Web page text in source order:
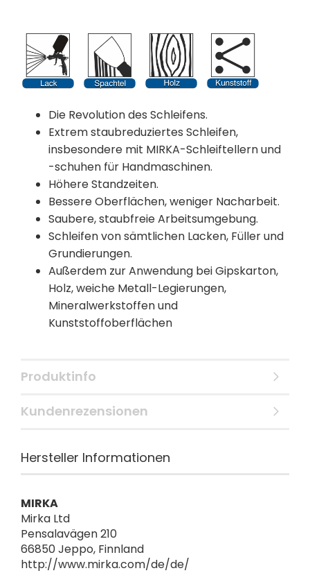
Die Revolution des Schleifens.
Extrem staubreduziertes Schleifen,
insbesondere mit MIRKA-Schleiftellern und
-schuhen für Handmaschinen.
Höhere Standzeiten.
Bessere Oberflächen, weniger Nacharbeit.
Saubere, staubfreie Arbeitsumgebung.
Schleifen von sämtlichen Lacken, Füller und
Grundierungen.
Außerdem zur Anwendung bei Gipskarton,
Holz, weiche Metall-Legierungen,
Mineralwerkstoffen und
Kunststoffoberflächen
Produktinfo
Kundenrezensionen
Hersteller Informationen
MIRKA
Mirka Ltd
Pensalavägen 210
66850 Jeppo, Finnland
http://www.mirka.com/de/de/